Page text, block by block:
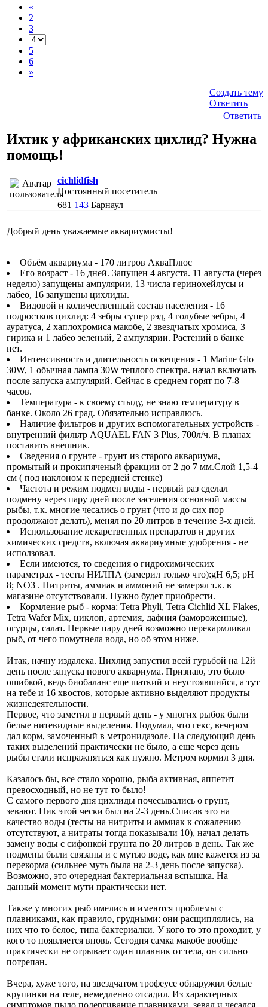
«
2
3
5
6
»
Создать тему
Ответить
Ответить
Ихтик у африканских цихлид? Нужна
помощь!
cichlidfish
Постоянный посетитель
681 143 Барнаул
Добрый день уважаемые аквариумисты!
Объём аквариума - 170 литров АкваПлюс
Его возраст - 16 дней. Запущен 4 августа. 11 августа (через
неделю) запущены ампулярии, 13 числа геринохейлусы и
лабео, 16 запущены цихлиды.
Видовой и количественный состав населения - 16
подростков цихлид: 4 зебры супер рэд, 4 голубые зебры, 4
ауратуса, 2 хаплохромиса макобе, 2 звездчатых хромиса, 3
гирика и 1 лабео зеленый, 2 ампулярии. Растений в банке
нет.
Интенсивность и длительность освещения - 1 Marine Glo
30W, 1 обычная лампа 30W теплого спектра. начал включать
после запуска ампулярий. Сейчас в среднем горят по 7-8
часов.
Температура - к своему стыду, не знаю температуру в
банке. Около 26 град. Обязательно исправлюсь.
Наличие фильтров и других вспомогательных устройств -
внутренний фильтр AQUAEL FAN 3 Plus, 700л/ч. В планах
поставить внешник.
Сведения о грунте - грунт из старого аквариума,
промытый и прокипяченый фракции от 2 до 7 мм.Слой 1,5-4
см ( под наклоном к передней стенке)
Частота и режим подмен воды - первый раз сделал
подмену через пару дней после заселения основной массы
рыбы, т.к. многие чесались о грунт (что и до сих пор
продолжают делать), менял по 20 литров в течение 3-х дней.
Использование лекарственных препаратов и других
химических средств, включая аквариумные удобрения - не
исползовал.
Если имеются, то сведения о гидрохимических
параметрах - тесты НИЛПА (замерил только что):gH 6,5; pH
8; NO3 . Нитриты, аммиак и аммоний не замерял т.к. в
магазине отсутствовали. Нужно будет приобрести.
Кормление рыб - корма: Tetra Phyli, Tetra Cichlid XL Flakes,
Tetra Wafer Mix, циклоп, артемия, дафния (замороженные),
огурцы, салат. Первые пару дней возможно перекармливал
рыб, от чего помутнела вода, но об этом ниже.
Итак, начну издалека. Цихлид запустил всей гурьбой на 12й
день после запуска нового аквариума. Признаю, это было
ошибкой, ведь биобаланс еще шаткий и неустоявшийся, а тут
на тебе и 16 хвостов, которые активно выделяют продукты
жизнедеятельности.
Первое, что заметил в первый день - у многих рыбок были
белые нитевидные выделения. Подумал, что гекс, вечером
дал корм, замоченный в метронидазоле. На следующий день
таких выделений практически не было, а еще через день
рыбы стали испражняться как нужно. Метром кормил 3 дня.
Казалось бы, все стало хорошо, рыба активная, аппетит
превосходный, но не тут то было!
С самого первого дня цихлиды почесывались о грунт,
зевают. Пик этой чески был на 2-3 день.Списав это на
качество воды (тесты на нитриты и аммиак к сожалению
отсутствуют, а нитраты тогда показывали 10), начал делать
замену воды с сифонкой грунта по 20 литров в день. Так же
подмены были связаны и с мутью воде, как мне кажется из за
перекорма (сильнее муть была на 2-3 день после запуска).
Возможно, это очередная бактериальная вспышка. На
данный момент мути практически нет.
Также у многих рыб имелись и имеются проблемы с
плавниками, как правило, грудными: они расщиплялись, на
них что то белое, типа бактериалки. У кого то это проходит, у
кого то появляется вновь. Сегодня самка макобе вообще
практически не отрывает один плавник от тела, он сильно
потрепан.
Вчера, хуже того, на звездчатом трофеусе обнаружил белые
крупинки на теле, немедленно отсадил. Из характерных
симптомов пыло подергивание плавниками, зевал и чесался.